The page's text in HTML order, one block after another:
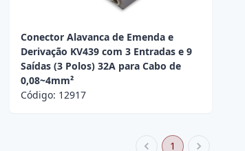
Conector Alavanca de Emenda e
Derivação KV439 com 3 Entradas e 9
Saídas (3 Polos) 32A para Cabo de
0,08~4mm²
Código: 12917
1